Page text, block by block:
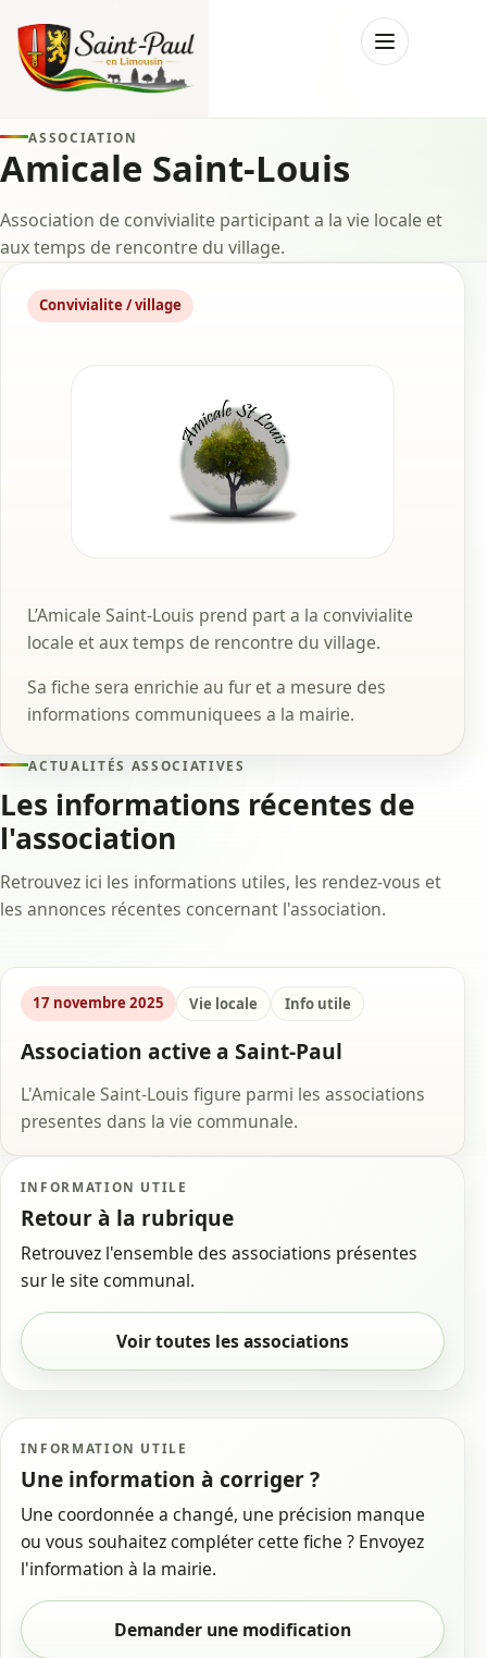
Menu
ASSOCIATION
Amicale Saint-Louis
Association de convivialite participant a la vie locale et
aux temps de rencontre du village.
Convivialite / village
L’Amicale Saint-Louis prend part a la convivialite
locale et aux temps de rencontre du village.
Sa fiche sera enrichie au fur et a mesure des
informations communiquees a la mairie.
ACTUALITÉS ASSOCIATIVES
Les informations récentes de
l'association
Retrouvez ici les informations utiles, les rendez-vous et
les annonces récentes concernant l'association.
17 novembre 2025 Vie locale Info utile
Association active a Saint-Paul
L'Amicale Saint-Louis figure parmi les associations
presentes dans la vie communale.
INFORMATION UTILE
Retour à la rubrique
Retrouvez l'ensemble des associations présentes
sur le site communal.
Voir toutes les associations
INFORMATION UTILE
Une information à corriger ?
Une coordonnée a changé, une précision manque
ou vous souhaitez compléter cette fiche ? Envoyez
l'information à la mairie.
Demander une modification